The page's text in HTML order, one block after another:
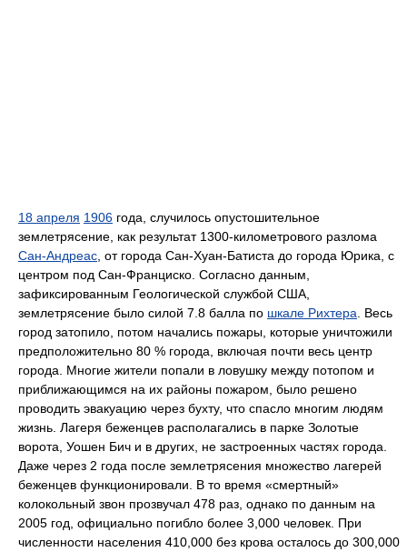
18 апреля 1906 года, случилось опустошительное
землетрясение, как результат 1300-километрового разлома
Сан-Андреас , от города Сан-Хуан-Батиста до города Юрика, с
центром под Сан-Франциско. Согласно данным,
зафиксированным Геологической службой США,
землетрясение было силой 7.8 балла по шкале Рихтера . Весь
город затопило, потом начались пожары, которые уничтожили
предположительно 80 % города, включая почти весь центр
города. Многие жители попали в ловушку между потопом и
приближающимся на их районы пожаром, было решено
проводить эвакуацию через бухту, что спасло многим людям
жизнь. Лагеря беженцев располагались в парке Золотые
ворота, Уошен Бич и в других, не застроенных частях города.
Даже через 2 года после землетрясения множество лагерей
беженцев функционировали. В то время «смертный»
колокольный звон прозвучал 478 раз, однако по данным на
2005 год, официально погибло более 3,000 человек. При
численности населения 410,000 без крова осталось до 300,000